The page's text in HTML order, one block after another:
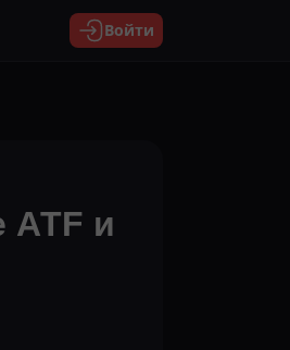
Войти
ATF и